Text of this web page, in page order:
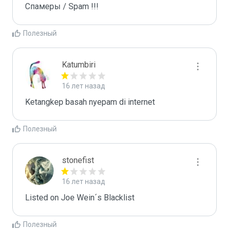
Спамеры / Spam !!!
Полезный
Katumbiri
16 лет назад
Ketangkep basah nyepam di internet
Полезный
stonefist
16 лет назад
Listed on Joe Wein´s Blacklist
Полезный